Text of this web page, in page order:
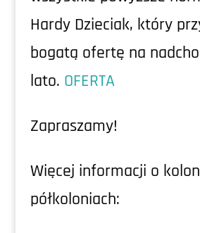
Hardy Dzieciak, który
bogatą ofertę na
lato. OFERTA
Zapraszamy!
Więcej informacji o
półkoloniach: